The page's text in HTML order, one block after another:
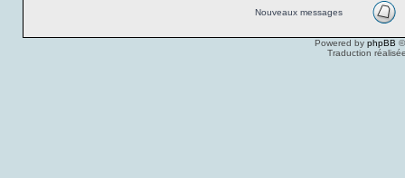
Nouveaux messages
Powered by phpBB
Traduction